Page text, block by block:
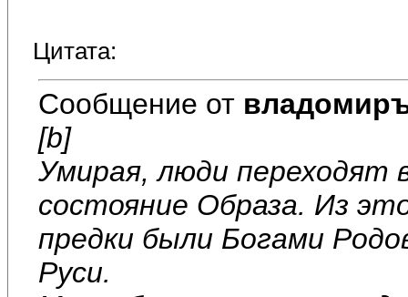
Цитата:
Сообщение от
[b]
Умирая, люди переходят
состояние Образа. Из
предки были Богами
Руси.